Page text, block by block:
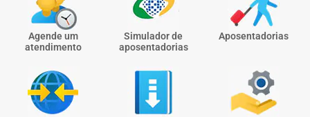
Agende um
atendimento
Simulador de
aposentadorias
Aposentadorias